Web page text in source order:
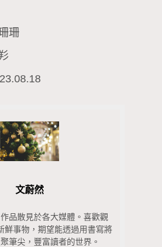
珊
文蔚然
品散見於各大媒體。喜歡觀
鮮事物，期望能透過用書寫將
筆尖，豐富讀者的世界。